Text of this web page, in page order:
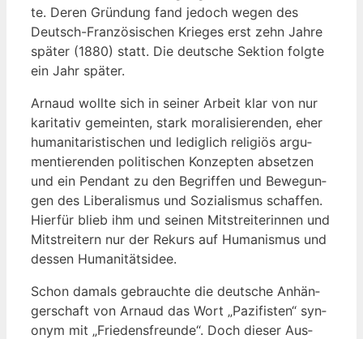
te. Deren Grün­dung fand jedoch wegen des
Deutsch-Fran­zö­si­schen Krie­ges erst zehn Jah­re
spä­ter (1880) statt. Die deut­sche Sek­ti­on folg­te
ein Jahr später.
Arnaud woll­te sich in sei­ner Arbeit klar von nur
kari­ta­tiv gemein­ten, stark mora­li­sie­ren­den, eher
huma­ni­ta­ris­ti­schen und ledig­lich reli­gi­ös argu­
men­tie­ren­den poli­ti­schen Kon­zep­ten abset­zen
und ein Pen­dant zu den Begrif­fen und Bewe­gun­
gen des Libe­ra­lis­mus und Sozia­lis­mus schaf­fen.
Hier­für blieb ihm und sei­nen Mit­strei­te­rin­nen und
Mit­strei­tern nur der Rekurs auf Huma­nis­mus und
des­sen Humanitätsidee.
Schon damals gebrauch­te die deut­sche Anhän­
ger­schaft von Arnaud das Wort „Pazi­fis­ten“ syn­
onym mit „Frie­dens­freun­de“. Doch die­ser Aus­